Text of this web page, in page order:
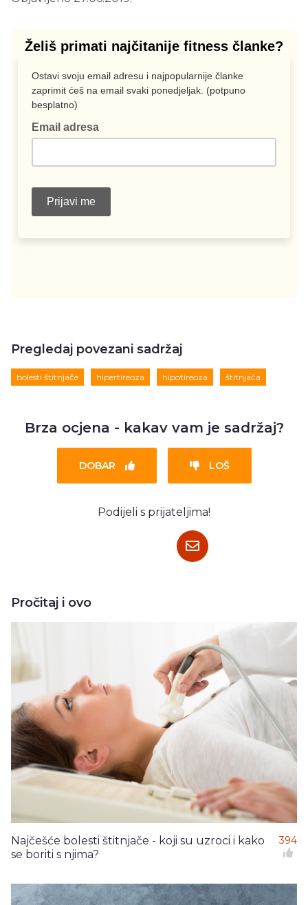
Pregledaj povezani sadržaj
bolesti štitnjače hipertireoza hipotireoza štitnjača
Brza ocjena - kakav vam je sadržaj?
DOBAR LOŠ
Podijeli s prijateljima!
Pročitaj i ovo
Najčešće bolesti štitnjače - koji su uzroci i kako
se boriti s njima?
394